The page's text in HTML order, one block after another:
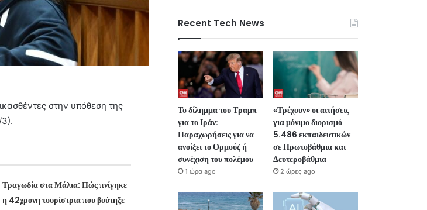
στην υπόθεση της
Τραγωδία στα Μάλια: Πώς πνίγηκε
η 42χρονη τουρίστρια που βούτηξε
Recent Tech News
Το δίλημμα του Τραμπ
για το Ιράν:
Παραχωρήσεις για να
ανοίξει το Ορμούζ ή
συνέχιση του πολέμου
1 ώρα ago
«Τρέχουν» οι αιτήσεις
για μόνιμο διορισμό
5.486 εκπαιδευτικών
σε Πρωτοβάθμια και
Δευτεροβάθμια
2 ώρες ago